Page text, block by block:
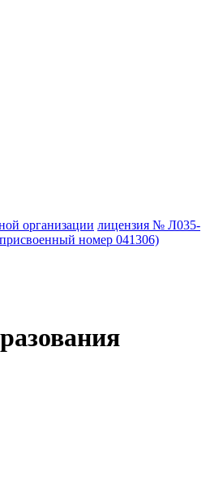
организации лицензия № Л035-
номер 041306)